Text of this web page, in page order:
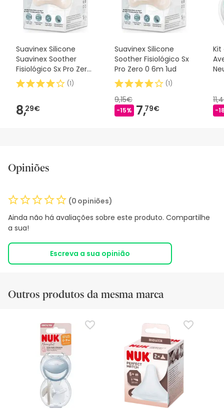
nossos termos e condições
Suavinex Silicone
Suavinex Soother
Fisiológico Sx Pro Zero
2m 1 peça
(1)
8,29€
Suavinex Silicone
Soother Fisiológico Sx
Pro Zero 0 6m 1ud
(1)
9,15€
-15% 7,79€
Kit
-
Opiniões
(0 opiniões)
Ainda não há avaliações sobre este produto. Compartilhe
a sua!
Escreva a sua opinião
Outros produtos da mesma marca